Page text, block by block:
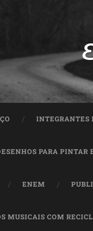
INTEGRANTES
PARA PINTAR
ENEM
MUSICAIS COM